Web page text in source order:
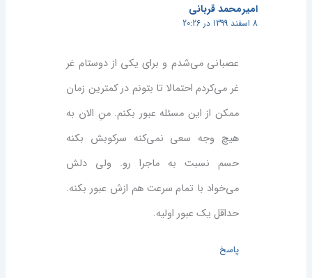
امیرمحمد قربانی
8 اسفند 1399 در 20:26
عصبانی می‌شدم و برای یکی از دوستام غر
غر می‌کردم احتمالا تا بتونم در کمترین زمان
ممکن از این مسئله عبور بکنم. منِ الان به
هیچ وجه سعی نمی‌کنه سرکوبش بکنه
حسم نسبت به ماجرا رو. ولی دلش
می‌خواد با تمام سرعت هم ازش عبور بکنه.
حداقل یک عبور اولیه.
پاسخ